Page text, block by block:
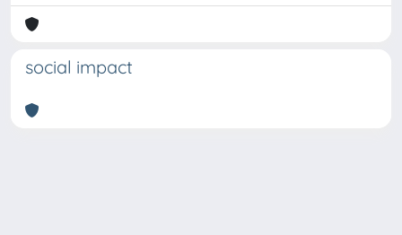
social impact